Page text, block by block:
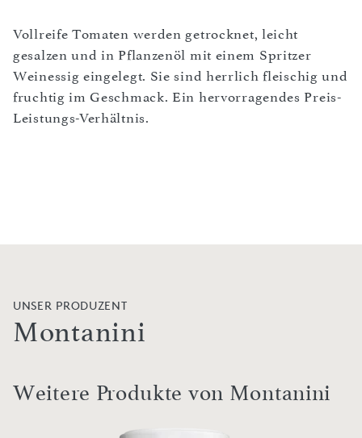
Vollreife Tomaten werden getrocknet, leicht
gesalzen und in Pflanzenöl mit einem Spritzer
Weinessig eingelegt. Sie sind herrlich fleischig und
fruchtig im Geschmack. Ein hervorragendes Preis-
Leistungs-Verhältnis.
UNSER PRODUZENT
Montanini
Weitere Produkte von Montanini